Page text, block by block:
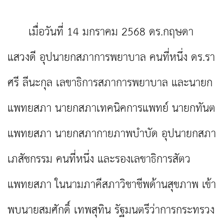
เมื่อวันที่ 14 มกราคม 2568 ดร.กฤษดา
แสวงดี อุปนายกสภาการพยาบาล คนที่หนึ่ง ดร.รา
ศรี ลีนะกุล เลขาธิการสภาการพยาบาล และนายก
แพทยสภา นายกสภาเทคนิคการแพทย์ นายกทันต
แพทยสภา นายกสภากายภาพบำบัด อุปนายกสภา
เภสัชกรรม คนที่หนึ่ง และรองเลขาธิการสัตว
แพทยสภา ในนามภาคีสภาวิชาชีพด้านสุขภาพ เข้า
พบนายสมศักดิ์ เทพสุทิน รัฐมนตรีว่าการกระทรวง